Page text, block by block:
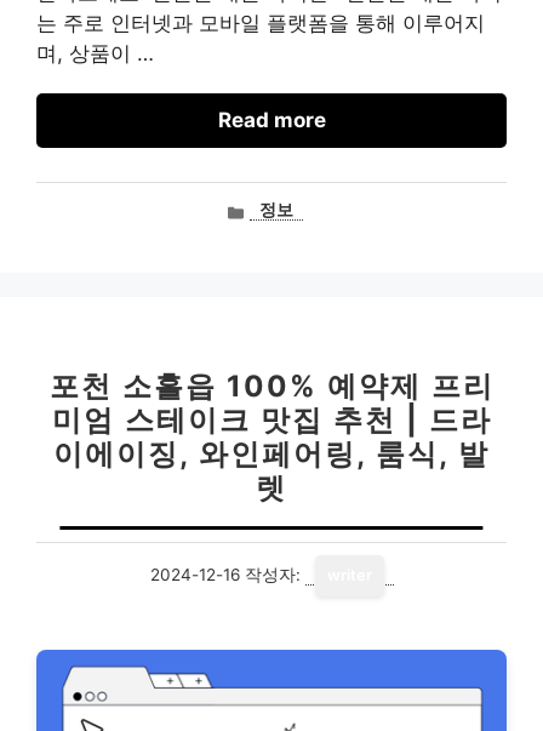
는 주로 인터넷과 모바일 플랫폼을 통해 이루어지
며, 상품이 …
Read more
카정보
포천 소흘읍 100% 예약제 프리
미엄 스테이크 맛집 추천 | 드라
이에이징, 와인페어링, 룸식, 발
렛
2024-12-16 작성자: